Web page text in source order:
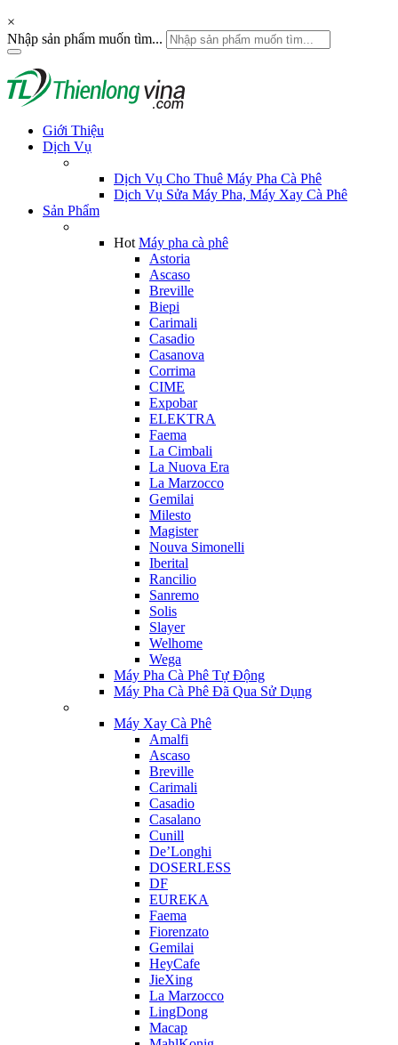
×
Nhập sản phẩm muốn tìm...
Giới Thiệu
Dịch Vụ
Dịch Vụ Cho Thuê Máy Pha Cà Phê
Dịch Vụ Sửa Máy Pha, Máy Xay Cà Phê
Sản Phẩm
Hot Máy pha cà phê
Astoria
Ascaso
Breville
Biepi
Carimali
Casadio
Casanova
Corrima
CIME
Expobar
ELEKTRA
Faema
La Cimbali
La Nuova Era
La Marzocco
Gemilai
Milesto
Magister
Nouva Simonelli
Iberital
Rancilio
Sanremo
Solis
Slayer
Welhome
Wega
Máy Pha Cà Phê Tự Động
Máy Pha Cà Phê Đã Qua Sử Dụng
Máy Xay Cà Phê
Amalfi
Ascaso
Breville
Carimali
Casadio
Casalano
Cunill
De’Longhi
DOSERLESS
DF
EUREKA
Faema
Fiorenzato
Gemilai
HeyCafe
JieXing
La Marzocco
LingDong
Macap